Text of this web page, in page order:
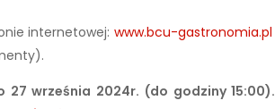
internetowej: www.bcu-gastronomia.pl
września 2024r. (do godziny 15:00).